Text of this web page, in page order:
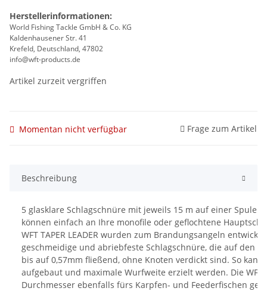
Herstellerinformationen:
World Fishing Tackle GmbH & Co. KG
Kaldenhausener Str. 41
Krefeld, Deutschland, 47802
info@wft-products.de
Artikel zurzeit vergriffen
Momentan nicht verfügbar Frage zum Artikel
Beschreibung
5 glasklare Schlagschnüre mit jeweils 15 m auf einer Spule.
können einfach an Ihre monofile oder geflochtene
WFT TAPER LEADER wurden zum Brandungsangeln
geschmeidige und abriebfeste Schlagschnüre, die auf den
bis auf 0,57mm fließend, ohne Knoten verdickt sind. So
aufgebaut und maximale Wurfweite erzielt werden. Die WFT
Durchmesser ebenfalls fürs Karpfen- und Feederfischen